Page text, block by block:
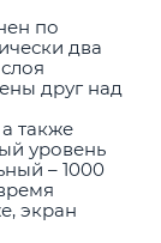
по
два
друг над
также
уровень
– 1000
экран